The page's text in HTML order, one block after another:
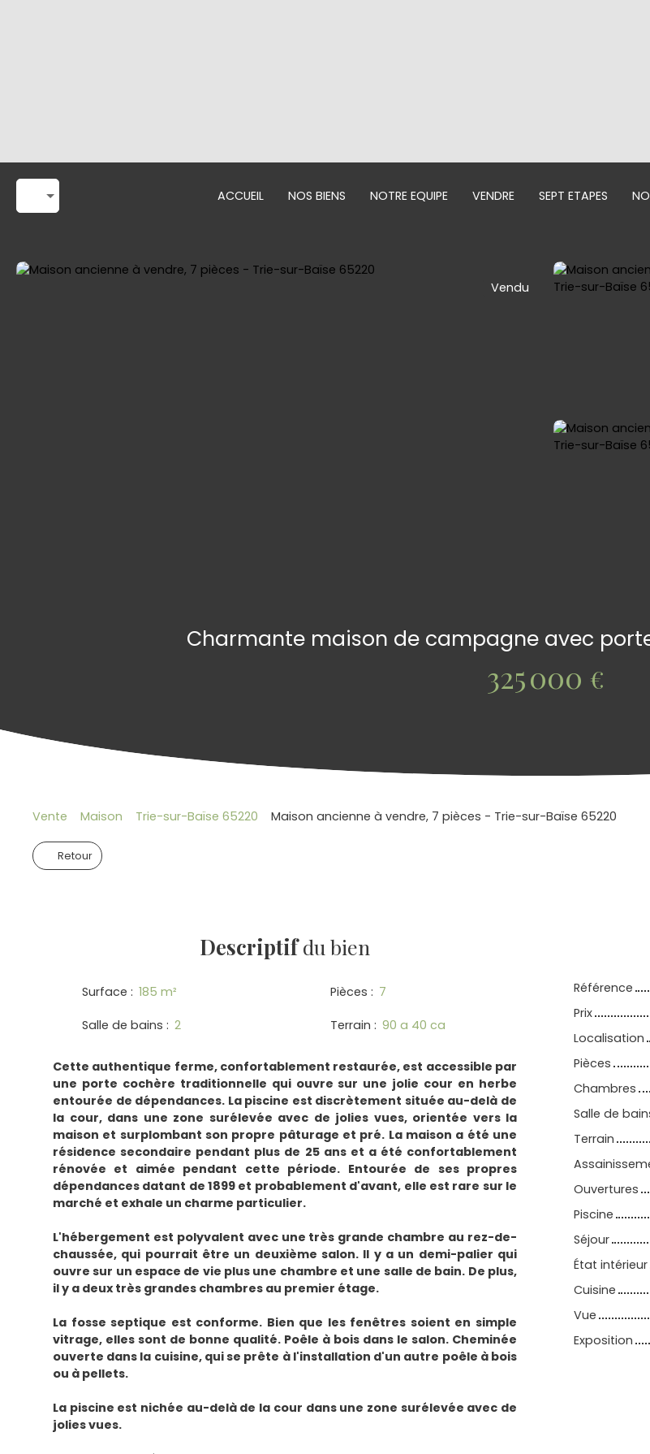
ACCUEIL NOS BIENS NOTRE EQUIPE VENDRE SEPT ETAPES
Vendu
Charmante maison de campagne avec
325 000 €
Vente Maison Trie-sur-Baïse 65220 Maison ancienne à vendre, 7 pièces - Trie-sur-Baïse 65220
Retour
Descriptifdu bien
Surface : 185 m² Pièces : 7
Salle de bains : 2 Terrain : 90 a 40 ca
Cette authentique ferme, confortablement restaurée, est accessible par
une porte cochère traditionnelle qui ouvre sur une jolie cour en herbe
entourée de dépendances. La piscine est discrètement située au-delà de
la cour, dans une zone surélevée avec de jolies vues, orientée vers la
maison et surplombant son propre pâturage et pré. La maison a été une
résidence secondaire pendant plus de 25 ans et a été confortablement
rénovée et aimée pendant cette période. Entourée de ses propres
dépendances datant de 1899 et probablement d'avant, elle est rare sur le
marché et exhale un charme particulier.
L'hébergement est polyvalent avec une très grande chambre au rez-de-
chaussée, qui pourrait être un deuxième salon. Il y a un demi-palier qui
ouvre sur un espace de vie plus une chambre et une salle de bain. De plus,
il y a deux très grandes chambres au premier étage.
La fosse septique est conforme. Bien que les fenêtres soient en simple
vitrage, elles sont de bonne qualité. Poêle à bois dans le salon. Cheminée
ouverte dans la cuisine, qui se prête à l'installation d'un autre poêle à bois
ou à pellets.
La piscine est nichée au-delà de la cour dans une zone surélevée avec de
jolies vues.
Référence
Prix
Localisation
Pièces
Chambres
Salle de
Terrain
Ouvertures
Piscine
Séjour
État intérieur
Cuisine
Vue
Exposition